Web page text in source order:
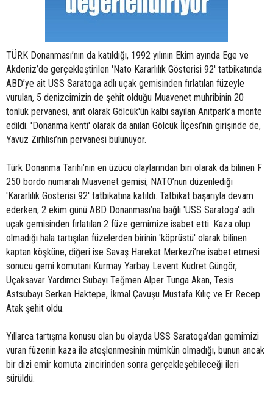
TÜRK Donanması’nın da katıldığı, 1992 yılının Ekim ayında Ege ve
Akdeniz’de gerçekleştirilen 'Nato Kararlılık Gösterisi 92' tatbikatında
ABD’ye ait USS Saratoga adlı uçak gemisinden fırlatılan füzeyle
vurulan, 5 denizcimizin de şehit olduğu Muavenet muhribinin 20
tonluk pervanesi, anıt olarak Gölcük'ün kalbi sayılan Anıtpark’a monte
edildi. 'Donanma kenti' olarak da anılan Gölcük İlçesi’nin girişinde de,
Yavuz Zırhlısı’nın pervanesi bulunuyor.
Türk Donanma Tarihi’nin en üzücü olaylarından biri olarak da bilinen F
250 bordo numaralı Muavenet gemisi, NATO’nun düzenlediği
'Kararlılık Gösterisi 92' tatbikatına katıldı. Tatbikat başarıyla devam
ederken, 2 ekim günü ABD Donanması’na bağlı 'USS Saratoga' adlı
uçak gemisinden fırlatılan 2 füze gemimize isabet etti. Kaza olup
olmadığı hala tartışılan füzelerden birinin 'köprüstü' olarak bilinen
kaptan köşküne, diğeri ise Savaş Harekat Merkezi’ne isabet etmesi
sonucu gemi komutanı Kurmay Yarbay Levent Kudret Güngör,
Uçaksavar Yardımcı Subayı Teğmen Alper Tunga Akan, Tesis
Astsubayı Serkan Haktepe, İkmal Çavuşu Mustafa Kılıç ve Er Recep
Atak şehit oldu.
Yıllarca tartışma konusu olan bu olayda USS Saratoga’dan gemimizi
vuran füzenin kaza ile ateşlenmesinin mümkün olmadığı, bunun ancak
bir dizi emir komuta zincirinden sonra gerçekleşebileceği ileri
sürüldü.